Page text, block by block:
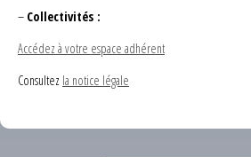
– Collectivités :
Accédez à votre espace adhérent
Consultez la notice légale